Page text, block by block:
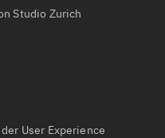
Studio Zurich
User Experience